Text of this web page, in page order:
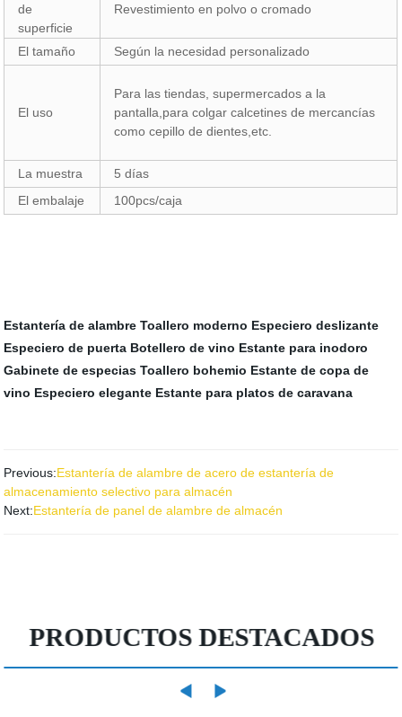
de
superficie
Revestimiento en polvo o cromado
El tamaño Según la necesidad personalizado
El uso
Para las tiendas, supermercados a la
pantalla,para colgar calcetines de mercancías
como cepillo de dientes,etc.
La muestra
5 días
El embalaje
100pcs/caja
Estantería de alambre Toallero moderno Especiero deslizante
Especiero de puerta Botellero de vino Estante para inodoro
Gabinete de especias Toallero bohemio Estante de copa de
vino Especiero elegante Estante para platos de caravana
Previous:Estantería de alambre de acero de estantería de
almacenamiento selectivo para almacén
Next:Estantería de panel de alambre de almacén
PRODUCTOS DESTACADOS